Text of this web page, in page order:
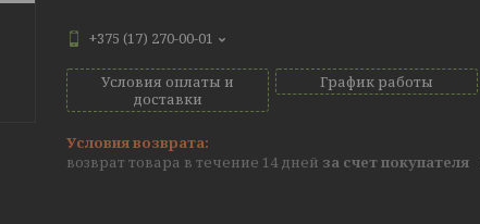
+375 (17) 270-00-01
Условия оплаты и
доставки
График работы
возврат товара в течение 14 дней за счет покупателя